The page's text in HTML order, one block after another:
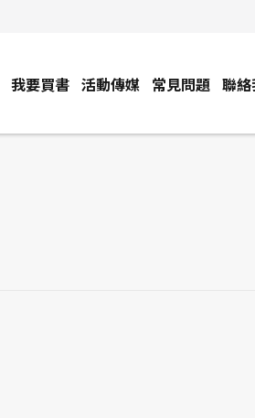
我要買書 活動傳媒 常見問題 聯